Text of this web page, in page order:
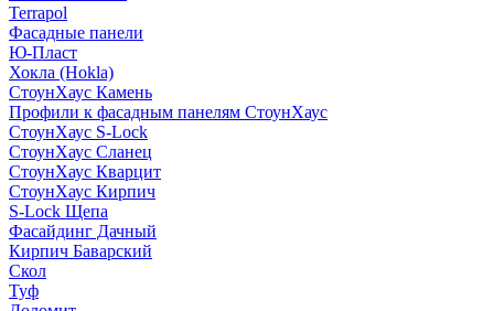
Terrapol
Фасадные панели
Ю-Пласт
Хокла (Hokla)
СтоунХаус Камень
Профили к фасадным панелям СтоунХаус
СтоунХаус S-Lock
СтоунХаус Сланец
СтоунХаус Кварцит
СтоунХаус Кирпич
S-Lock Щепа
Фасайдинг Дачный
Кирпич Баварский
Скол
Туф